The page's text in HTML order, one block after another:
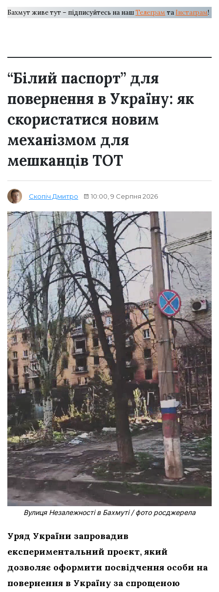
Бахмут живе тут – підписуйтесь на нашТелеграм та Інстаграм!
“Білий паспорт” для
повернення в Україну: як
скористатися новим
механізмом для
мешканців ТОТ
Скопіч Дмитро 10:00, 9 Серпня 2026
Вулиця Незалежності в Бахмуті / фото росджерела
Уряд України запровадив
експериментальний проєкт, який
дозволяє оформити посвідчення особи на
повернення в Україну за спрощеною